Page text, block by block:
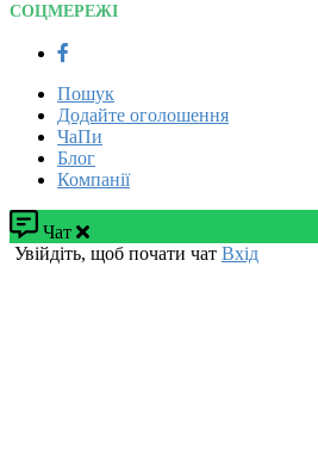
СОЦМЕРЕЖІ
Пошук
Додайте оголошення
ЧаПи
Блог
Компанії
Чат
Увійдіть, щоб почати чат Вхід